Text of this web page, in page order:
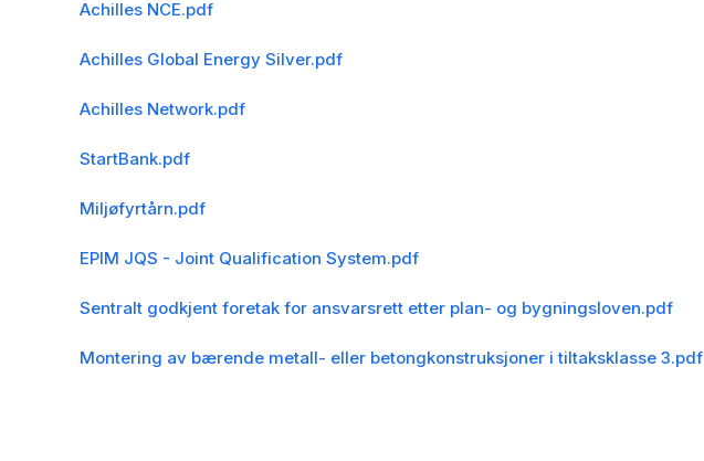
Achilles NCE.pdf
Achilles Global Energy Silver.pdf
Achilles Network.pdf
StartBank.pdf
Miljøfyrtårn.pdf
EPIM JQS - Joint Qualification System.pdf
Sentralt godkjent foretak for ansvarsrett etter plan- og bygningsloven.pdf
Montering av bærende metall- eller betongkonstruksjoner i tiltaksklasse 3.pdf